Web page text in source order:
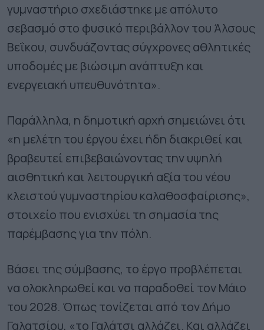
γυμναστήριο σχεδιάστηκε με απόλυτο
σεβασμό στο φυσικό περιβάλλον του Άλσους
Βεΐκου, συνδυάζοντας σύγχρονες αθλητικές
υποδομές με βιώσιμη ανάπτυξη και
ενεργειακή υπευθυνότητα».
Παράλληλα, η δημοτική αρχή σημειώνει ότι
«η μελέτη του έργου έχει ήδη διακριθεί και
βραβευτεί επιβεβαιώνοντας την υψηλή
αισθητική και λειτουργική αξία του νέου
κλειστού γυμναστηρίου καλαθοσφαίρισης»,
στοιχείο που ενισχύει τη σημασία της
παρέμβασης για την πόλη.
Βάσει της σύμβασης, το έργο προβλέπεται
να ολοκληρωθεί και να παραδοθεί τον Μάιο
του 2028. Όπως τονίζεται από τον Δήμο
Γαλατσίου, «το Γαλάτσι αλλάζει. Και αλλάζει